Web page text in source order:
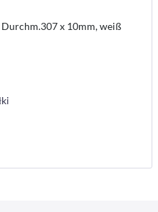
x 10mm, weiß